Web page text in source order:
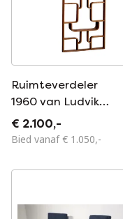
Ruimteverdeler
1960 van Ludvik
Volak
€ 2.100,-
Bied vanaf € 1.050,-